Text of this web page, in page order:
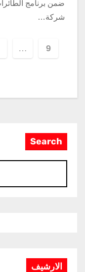
شركة…
… 9
Search
الارشيف